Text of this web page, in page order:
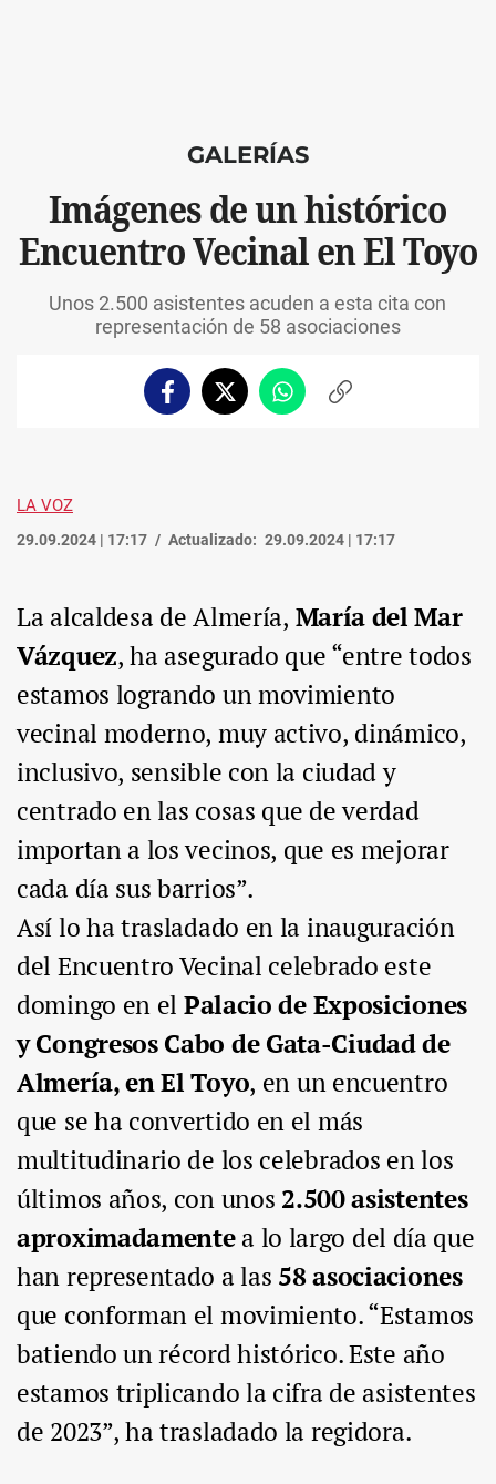
GALERÍAS
Imágenes de un histórico
Encuentro Vecinal en El Toyo
Unos 2.500 asistentes acuden a esta cita con
representación de 58 asociaciones
FacebookTwitterWhatsappCopiar
LA VOZ
29.09.2024 | 17:17 Actualizado: 29.09.2024 | 17:17
La alcaldesa de Almería, María del Mar
Vázquez, ha asegurado que “entre todos
estamos logrando un movimiento
vecinal moderno, muy activo, dinámico,
inclusivo, sensible con la ciudad y
centrado en las cosas que de verdad
importan a los vecinos, que es mejorar
cada día sus barrios”.
Así lo ha trasladado en la inauguración
del Encuentro Vecinal celebrado este
domingo en el Palacio de Exposiciones
y Congresos Cabo de Gata-Ciudad de
Almería, en El Toyo, en un encuentro
que se ha convertido en el más
multitudinario de los celebrados en los
últimos años, con unos 2.500 asistentes
aproximadamentea lo largo del día que
han representado a las 58 asociaciones
que conforman el movimiento. “Estamos
batiendo un récord histórico. Este año
estamos triplicando la cifra de asistentes
de 2023”, ha trasladado la regidora.